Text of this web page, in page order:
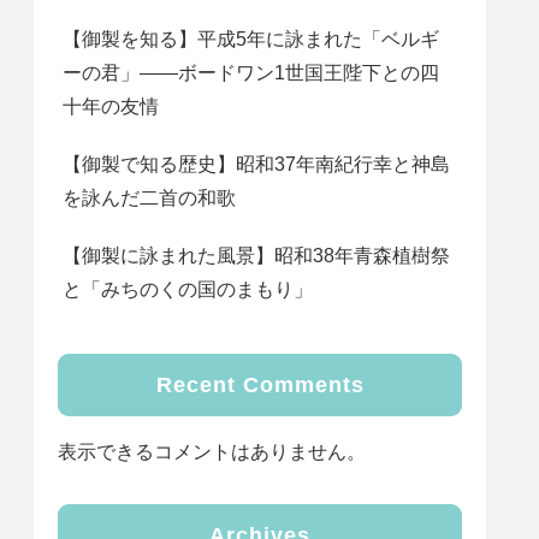
【御製を知る】平成5年に詠まれた「ベルギ
ーの君」――ボードワン1世国王陛下との四
十年の友情
【御製で知る歴史】昭和37年南紀行幸と神島
を詠んだ二首の和歌
【御製に詠まれた風景】昭和38年青森植樹祭
と「みちのくの国のまもり」
Recent Comments
表示できるコメントはありません。